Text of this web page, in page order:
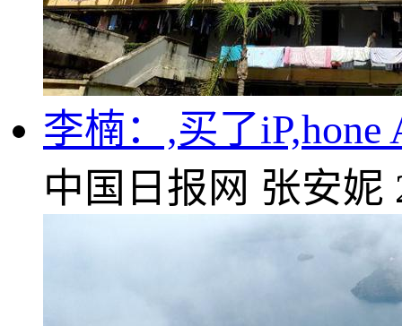
李楠：,买了
中国日报网 张安妮